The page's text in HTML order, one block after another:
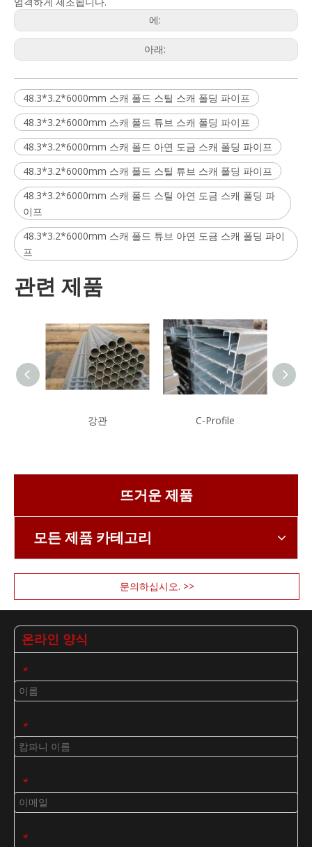
에:
아래:
48.3*3.2*6000mm 스캐 폴드 스틸 스캐 폴딩 파이프
48.3*3.2*6000mm 스캐 폴드 튜브 스캐 폴딩 파이프
48.3*3.2*6000mm 스캐 폴드 아연 도금 스캐 폴딩 파이프
48.3*3.2*6000mm 스캐 폴드 스틸 튜브 스캐 폴딩 파이프
48.3*3.2*6000mm 스캐 폴드 스틸 아연 도금 스캐 폴딩 파
이프
48.3*3.2*6000mm 스캐 폴드 튜브 아연 도금 스캐 폴딩 파이
프
관련 제품
강관 C-Profile
뜨거운 제품
모든 제품 카테고리
문의하십시오. >>
온라인 양식
*
*
*
*